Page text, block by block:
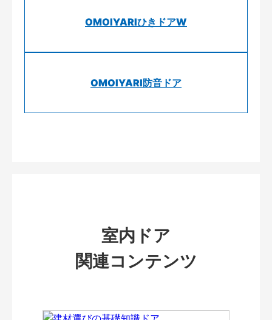
OMOIYARIひきドアW
OMOIYARI防音ドア
室内ドア
関連コンテンツ